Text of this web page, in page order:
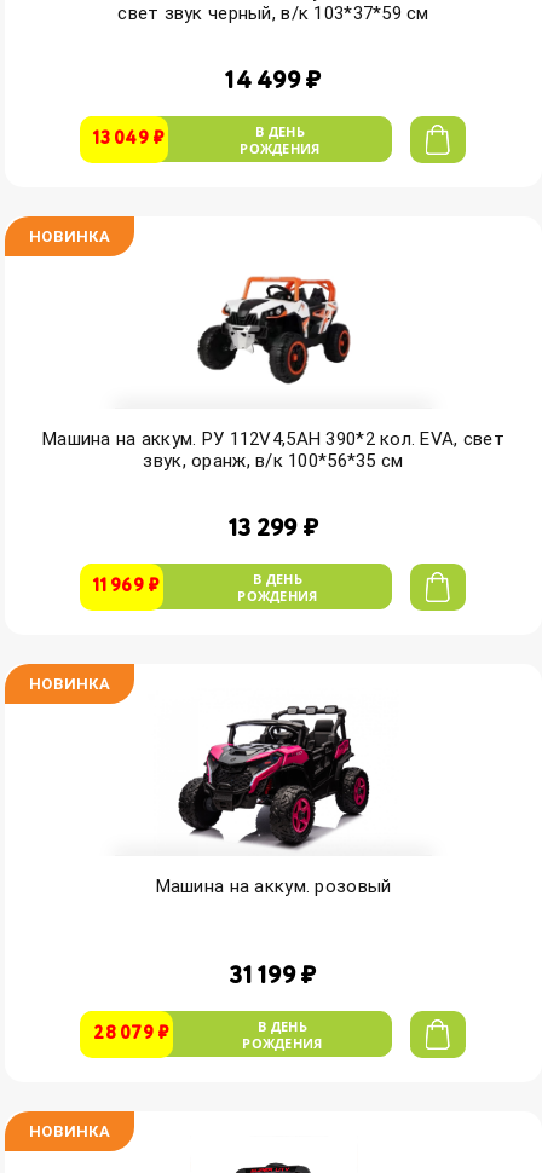
свет звук черный, в/к 103*37*59 см
14 499 ₽
13 049 ₽
В ДЕНЬ
РОЖДЕНИЯ
НОВИНКА
Машина на аккум. РУ 112V4,5AH 390*2 кол. EVA, свет
звук, оранж, в/к 100*56*35 см
13 299 ₽
11 969 ₽
В ДЕНЬ
РОЖДЕНИЯ
НОВИНКА
Машина на аккум. розовый
31 199 ₽
28 079 ₽
В ДЕНЬ
РОЖДЕНИЯ
НОВИНКА